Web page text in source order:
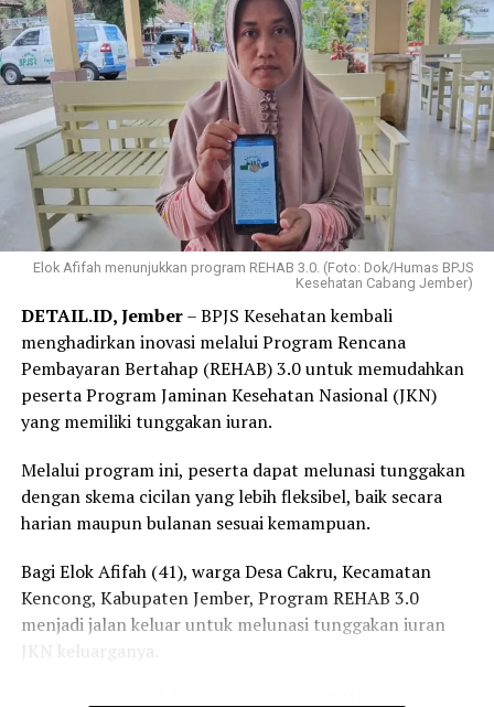
Elok Afifah menunjukkan program REHAB 3.0. (Foto: Dok/Humas BPJS
Kesehatan Cabang Jember)
DETAIL.ID, Jember– BPJS Kesehatan kembali
menghadirkan inovasi melalui Program Rencana
Pembayaran Bertahap (REHAB) 3.0 untuk memudahkan
peserta Program Jaminan Kesehatan Nasional (JKN)
yang memiliki tunggakan iuran.
Melalui program ini, peserta dapat melunasi tunggakan
dengan skema cicilan yang lebih fleksibel, baik secara
harian maupun bulanan sesuai kemampuan.
Bagi Elok Afifah (41), warga Desa Cakru, Kecamatan
Kencong, Kabupaten Jember, Program REHAB 3.0
menjadi jalan keluar untuk melunasi tunggakan iuran
JKN keluarganya.